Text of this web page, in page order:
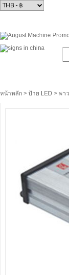
หน้าหลัก > ป้าย LED > พา